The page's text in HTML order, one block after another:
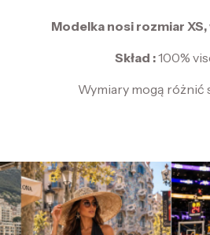
Modelka nosi rozmiar
Skład :100%
Wymiary mogą różnić